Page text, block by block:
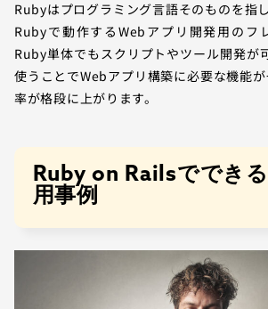
Rubyはプログラミング言語そのものを指
Rubyで動作するWebアプリ開発用のフ
Ruby単体でもスクリプトやツール開発が
使うことでWebアプリ構築に必要な機能
率が格段に上がります。
Ruby on Railsででき
用事例